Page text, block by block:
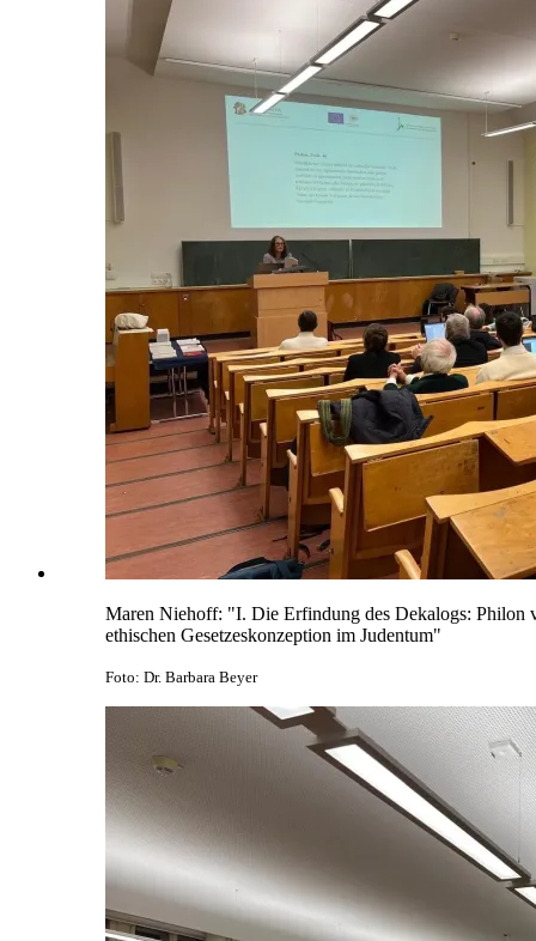
Maren Niehoff: "I. Die Erfindung des Dekalogs: Philon
ethischen Gesetzeskonzeption im Judentum"
Foto: Dr. Barbara Beyer